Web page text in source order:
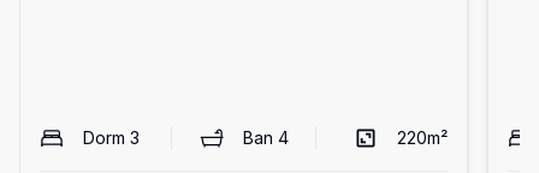
Dorm 3 Ban 4 220m²